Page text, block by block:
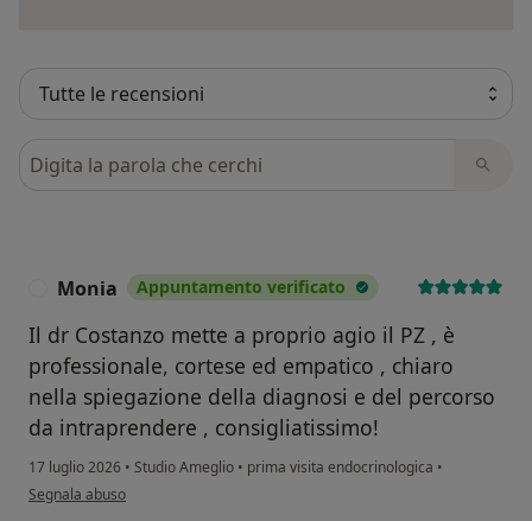
Cerca nelle recensioni
Monia Appuntamento verificato
Il dr Costanzo mette a proprio agio il PZ , è
professionale, cortese ed empatico , chiaro
nella spiegazione della diagnosi e del percorso
da intraprendere , consigliatissimo!
17 luglio 2026 • Studio Ameglio • prima visita endocrinologica •
secondo l'opinione dell'utente Monia
Segnala abuso